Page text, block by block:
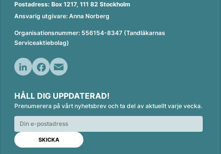
Postadress: Box 1217, 111 82 Stockholm
Ansvarig utgivare: Anna Norberg
Organisationsnummer: 556154-8347 (Tandläkarnas
Serviceaktiebolag)
n
k
e
d
n
c
e
b
o
o
k
a
i
l
HÅLL DIG UPPDATERAD!
Prenumerera på vårt nyhetsbrev och ta del av aktuellt varje vecka.